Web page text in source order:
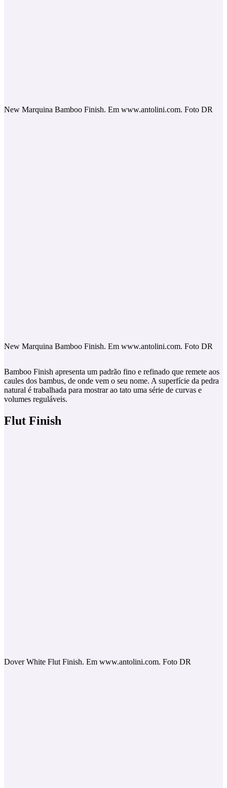
New Marquina Bamboo Finish. Em www.antolini.com. Foto DR
New Marquina Bamboo Finish. Em www.antolini.com. Foto DR
Bamboo Finish apresenta um padrão fino e refinado que remete aos
caules dos bambus, de onde vem o seu nome. A superfície da pedra
natural é trabalhada para mostrar ao tato uma série de curvas e
volumes reguláveis.
Flut Finish
Dover White Flut Finish. Em www.antolini.com. Foto DR